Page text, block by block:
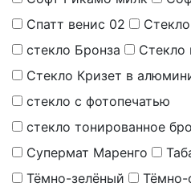
Спатт венис 02
стекло Бронза
Стекло
Стекло Кризет в
стекло с фотопечатью
стекло тонированное
Супермат Маренго
Тёмно-зелёный
Тёмно-